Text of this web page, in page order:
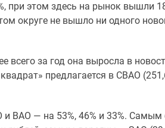
при этом здесь на рынок вышли
округе не вышло ни одного
всего за год она выросла в
предлагается в СВАО
и ВАО — на 53%, 46% и 33%.